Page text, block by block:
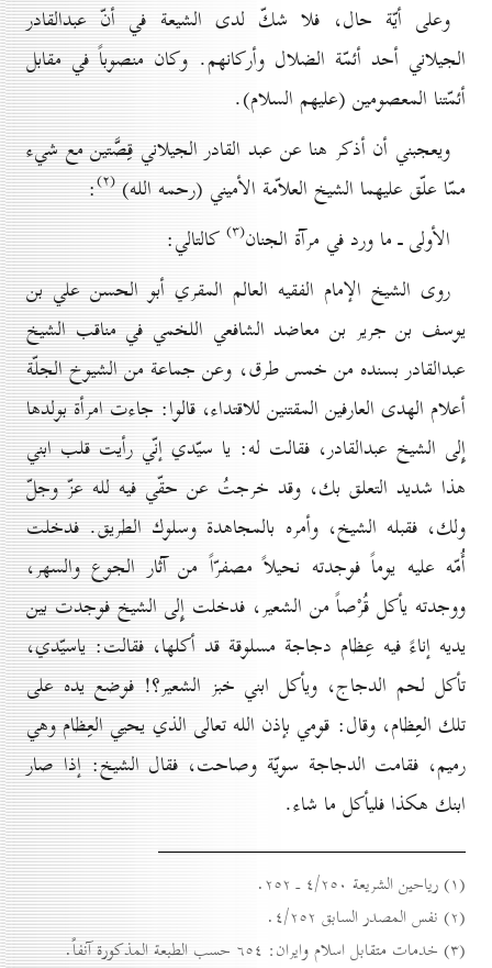
وعلى أيّة حال، فلا شكّ لدى الشيعة في أنّ عبدالقادر
الجيلاني أحد أئمّة الضلال وأركانهم. وكان منصوباً في مقابل
أئمّتنا المعصومين (عليهم السلام).
ويعجبني أن أذكر هنا عن عبد القادر الجيلاني قِصَّتين مع شيء
ممّا علّق عليهما الشيخ العلاّمة الأميني (رحمه الله) (۲) :
الأولى ـ ما ورد في مرآة الجنان(۳)
كالتالي:
روى الشيخ الإمام الفقيه العالم المقري أبو الحسن علي بن
يوسف بن جرير بن معاضد الشافعي اللخمي في مناقب الشيخ
عبدالقادر بسنده من خمس طرق، وعن جماعة من الشيوخ الجلّة
أعلام الهدى العارفين المقتنين للاقتداء، قالوا: جاءت امرأة بولدها
إِلى الشيخ عبدالقادر، فقالت له: يا سيّدي إنّي رأيت قلب ابني
هذا شديد التعلق بك، وقد خرجتُ عن حقّي فيه لله عزّ وجلّ
ولك، فقبله الشيخ، وأمره بالمجاهدة وسلوك الطريق. فدخلت
أُمّه عليه يوماً فوجدته نحيلاً مصفرّاً من آثار الجوع والسهر،
ووجدته يأكل قُرْصاً من الشعير، فدخلت إِلى الشيخ فوجدت بين
يديه إناءً فيه عِظام دجاجة مسلوقة قد أكلها، فقالت: ياسيّدي،
تأكل لحم الدجاج، ويأكل ابني خبز الشعير؟! فوضع يده على
تلك العِظام، وقال: قومي بإذن الله تعالى الذي يحيي العِظام وهي
رميم، فقامت الدجاجة سويّة وصاحت، فقال الشيخ: إذا صار
ابنك هكذا فليأكل ما شاء.
(۱) رياحين الشريعة ٤/۲٥٠ ـ ۲٥۲.
(۲) نفس المصدر السابق ٤/۲٥۲.
(۳) خدمات متقابل اسلام وايران: ٦٥٤ حسب الطبعة المذكورة آنفاً.